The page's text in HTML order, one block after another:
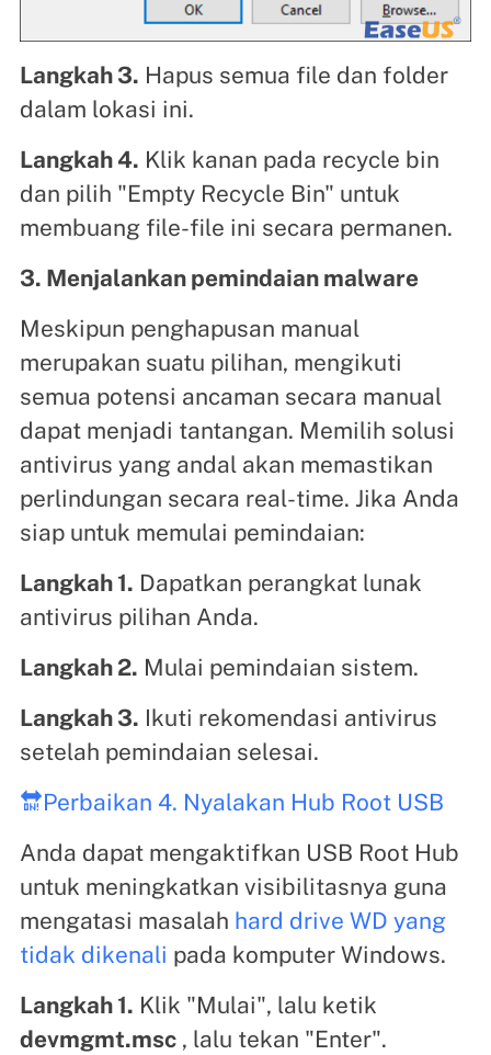
Langkah 3. Hapus semua file dan folder
dalam lokasi ini.
Langkah 4. Klik kanan pada recycle bin
dan pilih "Empty Recycle Bin" untuk
membuang file-file ini secara permanen.
3. Menjalankan pemindaian malware
Meskipun penghapusan manual
merupakan suatu pilihan, mengikuti
semua potensi ancaman secara manual
dapat menjadi tantangan. Memilih solusi
antivirus yang andal akan memastikan
perlindungan secara real-time. Jika Anda
siap untuk memulai pemindaian:
Langkah 1. Dapatkan perangkat lunak
antivirus pilihan Anda.
Langkah 2. Mulai pemindaian sistem.
Langkah 3. Ikuti rekomendasi antivirus
setelah pemindaian selesai.
🔛Perbaikan 4. Nyalakan Hub Root USB
Anda dapat mengaktifkan USB Root Hub
untuk meningkatkan visibilitasnya guna
mengatasi masalah hard drive WD yang
tidak dikenali pada komputer Windows.
Langkah 1. Klik "Mulai", lalu ketik
devmgmt.msc, lalu tekan "Enter".